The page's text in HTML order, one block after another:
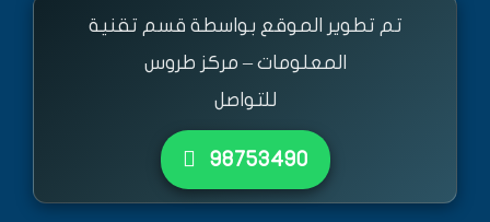
تم تطوير الموقع بواسطة قسم تقنية
المعلومات – مركز طروس
للتواصل
٩٨٧٥٣٤٩٠